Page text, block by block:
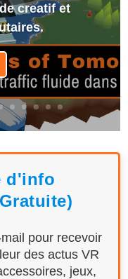
creatif et
d'info
pour recevoir
des actus VR
jeux,